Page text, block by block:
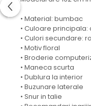
• Material: bumbac
• Culoare principala:
• Culori secundare:
• Motiv floral
• Broderie
• Maneca scurta
• Dublura la interior
• Buzunare laterale
• Snur in talie